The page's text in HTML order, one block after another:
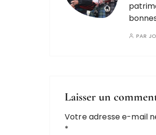
PAR
Laisser un
Votre adresse e-mail
*